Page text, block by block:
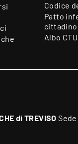
Codice
Patto
cittadino
Albo CTU
di TREVISO